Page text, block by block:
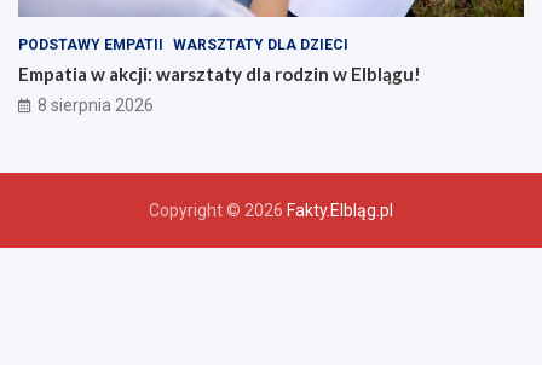
PODSTAWY EMPATII WARSZTATY DLA DZIECI
Empatia w akcji: warsztaty dla rodzin w Elblągu!
8 sierpnia 2026
Copyright © 2026 Fakty.Elbląg.pl